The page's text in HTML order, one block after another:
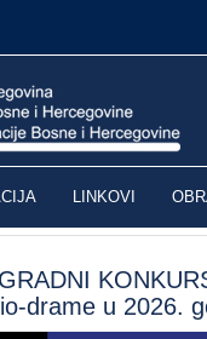
LINKOVI
drame u 2026.